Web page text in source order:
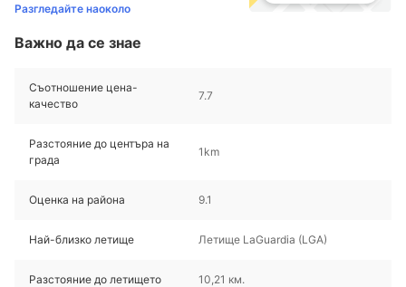
Разгледайте наоколо
Важно да се знае
Съотношение цена-
качество
7.7
Разстояние до центъра на
града
1km
Оценка на района 9.1
Най-близко летище Летище LaGuardia (LGA)
Разстояние до летището 10,21 км.